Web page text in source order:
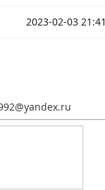
2023-02-03 21:41